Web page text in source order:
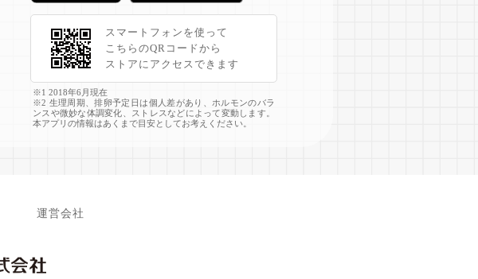
スマートフォンを使って
こちらのQRコードから
ストアにアクセスできます
※1 2018年6月現在
※2 生理周期、排卵予定日は個人差があり、ホルモンのバラ
ンスや微妙な体調変化、ストレスなどによって変動します。
本アプリの情報はあくまで目安としてお考えください。
運営会社